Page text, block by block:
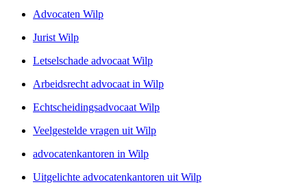
Advocaten Wilp
Jurist Wilp
Letselschade advocaat Wilp
Arbeidsrecht advocaat in Wilp
Echtscheidingsadvocaat Wilp
Veelgestelde vragen uit Wilp
advocatenkantoren in Wilp
Uitgelichte advocatenkantoren uit Wilp